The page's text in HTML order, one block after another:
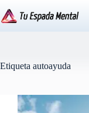
al
contenido
Etiqueta autoayuda